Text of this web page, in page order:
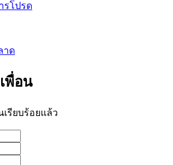
รโปรด
าด
พื่อน
เรียบร้อยแล้ว